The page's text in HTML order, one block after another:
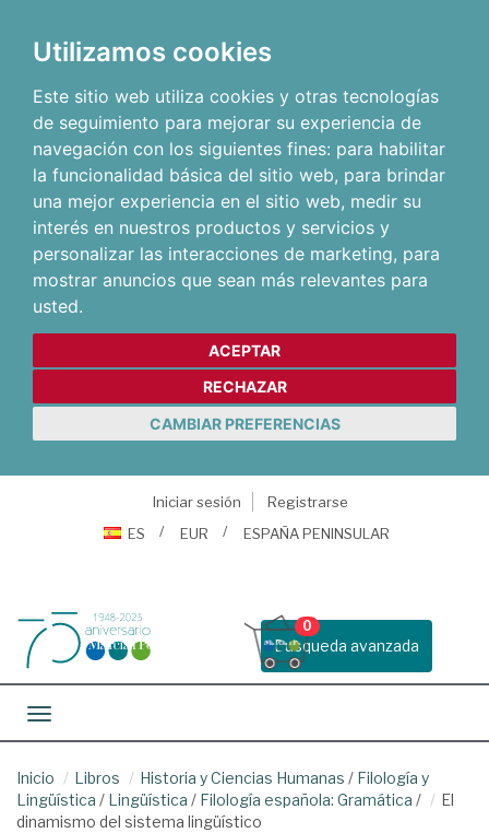
Utilizamos cookies
Este sitio web utiliza cookies y otras tecnologías
de seguimiento para mejorar su experiencia de
navegación con los siguientes fines: para habilitar
la funcionalidad básica del sitio web, para brindar
una mejor experiencia en el sitio web, medir su
interés en nuestros productos y servicios y
personalizar las interacciones de marketing, para
mostrar anuncios que sean más relevantes para
usted.
ACEPTAR
RECHAZAR
CAMBIAR PREFERENCIAS
Iniciar sesión
Registrarse
ES
EUR ESPAÑA PENINSULAR
Busqueda avanzada
0
Toggle navigation
Inicio Libros Historia y Ciencias Humanas / Filología y
Lingüística / Lingüística / Filología española: Gramática /
El
dinamismo del sistema lingüístico